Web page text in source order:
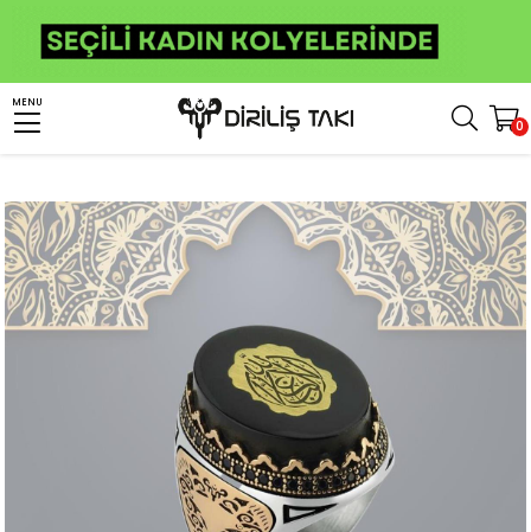
MENU
0
Erkek Gümüş Yüzük
Kehribar Taşı Üzerine La Galibe İllallah Yazılı Gümüş Yüzük